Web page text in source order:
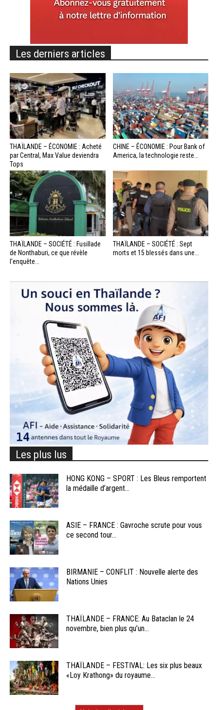
Les derniers articles
THAÏLANDE – ÉCONOMIE : Acheté
par Central, Max Value deviendra
Tops
CHINE – ÉCONOMIE : Pour Bank of
America, la technologie reste...
THAÏLANDE – SOCIÉTÉ : Fusillade
de Nonthaburi, ce que révèle
l’enquête...
THAÏLANDE – SOCIÉTÉ : Sept
morts et 15 blessés dans une...
Les plus lus
HONG KONG – SPORT : Les Bleus remportent
la médaille d’argent...
ASIE – FRANCE : Gavroche scrute pour vous
ce second tour...
BIRMANIE – CONFLIT : Nouvelle alerte des
Nations Unies
THAÏLANDE – FRANCE: Au Bataclan le 24
novembre, bien plus qu’un...
THAÏLANDE – FESTIVAL: Les six plus beaux
«Loy Krathong» du royaume...